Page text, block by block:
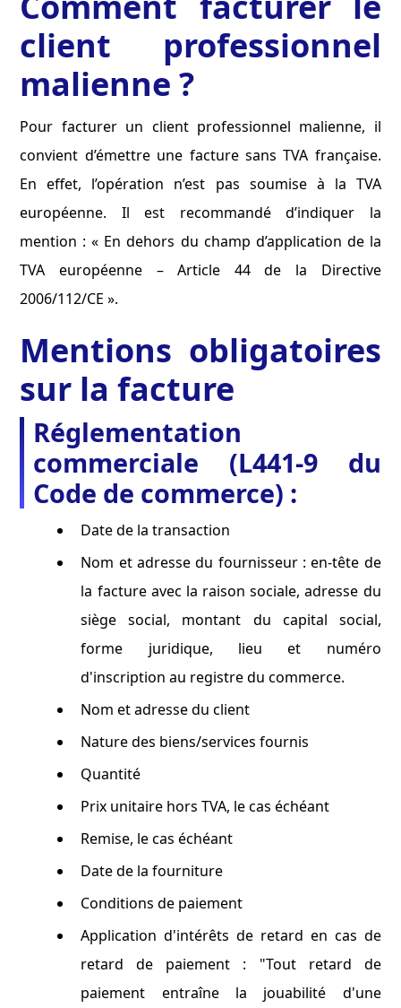
client professionnel
malienne ?
Pour facturer un client professionnel malienne, il
convient d’émettre une facture sans TVA française.
En effet, l’opération n’est pas soumise à la TVA
européenne. Il est recommandé d’indiquer la
mention : « En dehors du champ d’application de la
TVA européenne – Article 44 de la Directive
2006/112/CE ».
Mentions obligatoires
sur la facture
Réglementation
commerciale (L441-9 du
Code de commerce) :
Date de la transaction
Nom et adresse du fournisseur : en-tête de
la facture avec la raison sociale, adresse du
siège social, montant du capital social,
forme juridique, lieu et numéro
d'inscription au registre du commerce.
Nom et adresse du client
Nature des biens/services fournis
Quantité
Prix unitaire hors TVA, le cas échéant
Remise, le cas échéant
Date de la fourniture
Conditions de paiement
Application d'intérêts de retard en cas de
retard de paiement : "Tout retard de
paiement entraîne la jouabilité d'une